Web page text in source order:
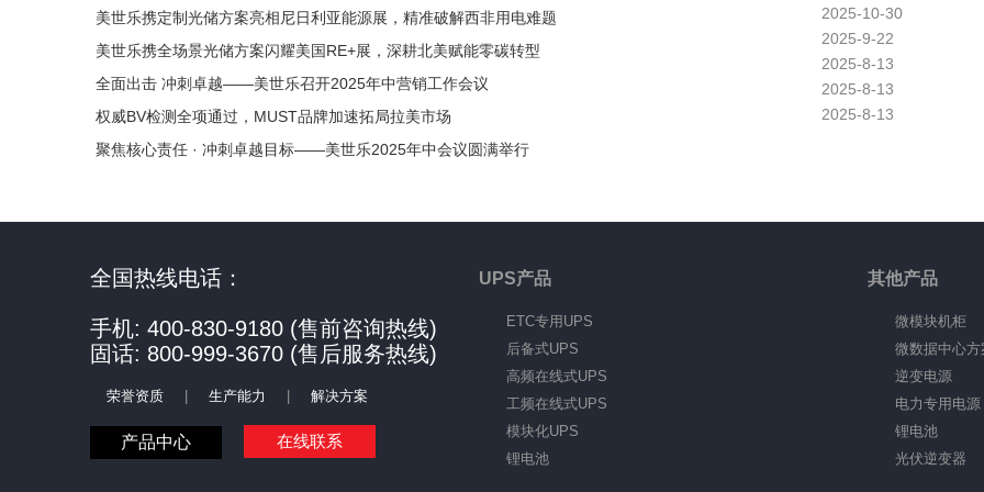
2025-10-30
美世乐携定制光储方案亮相尼日利亚能源展，精准破解西非用电难题
2025-9-22
美世乐携全场景光储方案闪耀美国RE+展，深耕北美赋能零碳转型
2025-8-13
全面出击 冲刺卓越——美世乐召开2025年中营销工作会议
2025-8-13
权威BV检测全项通过，MUST品牌加速拓局拉美市场
2025-8-13
聚焦核心责任 · 冲刺卓越目标——美世乐2025年中会议圆满举行
全国热线电话：
手机: 400-830-9180 (售前咨询热线)
固话: 800-999-3670 (售后服务热线)
荣誉资质 | 生产能力 | 解决方案
产品中心 在线联系
UPS产品
ETC专用UPS
后备式UPS
高频在线式UPS
工频在线式UPS
模块化UPS
锂电池
其他产品
微模块机柜
微数据中心方
逆变电源
电力专用电源
锂电池
光伏逆变器